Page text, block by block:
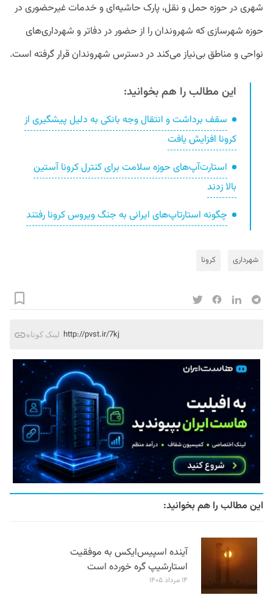
شهری در حوزه حمل و نقل، پارک حاشیه‌ای و خدمات غیرحضوری در
حوزه شهرسازی که شهروندان را از حضور در دفاتر و شهرداری‌های
نواحی و مناطق بی‌نیاز می‌کند در دسترس شهروندان قرار گرفته است.
این مطالب را هم بخوانید:
سقف برداشت و انتقال وجه بانکی به دلیل پیشگیری از
کرونا افزایش یافت
استارت‌آپ‌های حوزه سلامت برای کنترل کرونا آستین
بالا زدند
چگونه استارتاپ‌های ایرانی به جنگ ویروس کرونا رفتند
شهرداری کرونا
لینک کوتاه http://pvst.ir/7kj
این مطالب را هم بخوانید:
آینده اسپیس‌ایکس به موفقیت
استارشیپ گره خورده است
۱۴ مرداد ۱۴۰۵